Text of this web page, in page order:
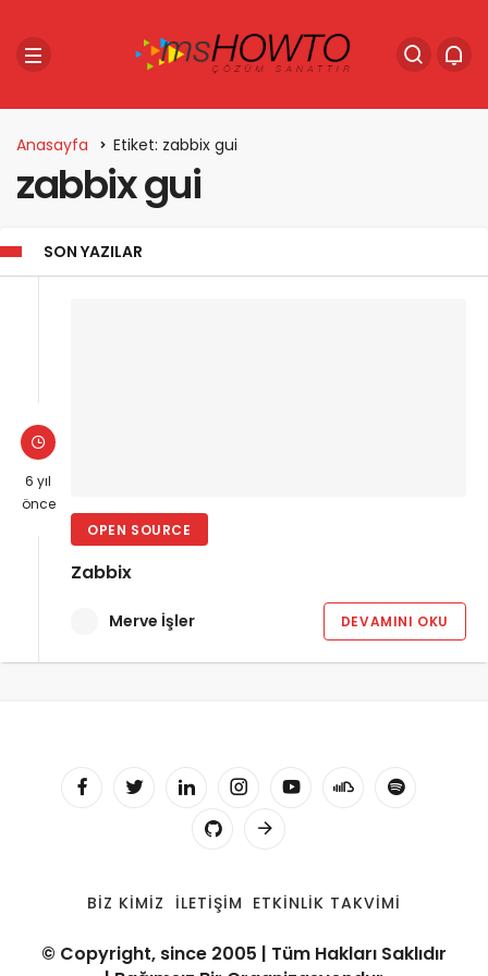
Anasayfa Etiket: zabbix gui
zabbix gui
SON YAZILAR
6 yıl
önce
OPEN SOURCE
Zabbix
Merve İşler DEVAMINI OKU
BIZ KIMIZ İLETIŞIM ETKINLIK TAKVIMI
© Copyright, since 2005 | Tüm Hakları Saklıdır